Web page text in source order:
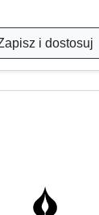
i dostosuj